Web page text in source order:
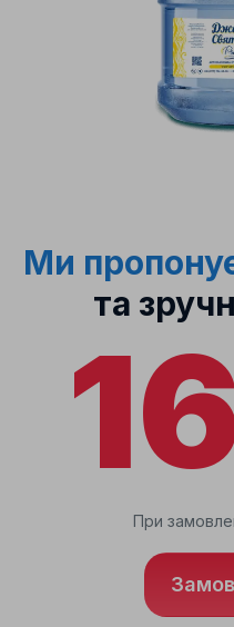
Ми
та
При